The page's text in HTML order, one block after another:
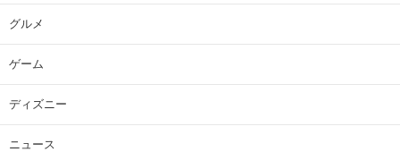
グルメ
ゲーム
ディズニー
ニュース